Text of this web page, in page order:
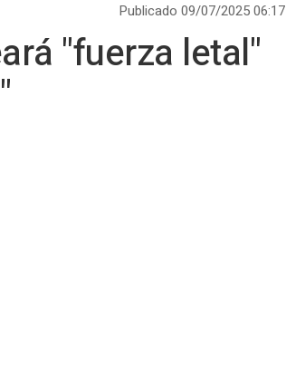
Publicado 09/07/2025 06:17
"fuerza letal"